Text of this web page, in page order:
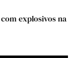
explosivos na